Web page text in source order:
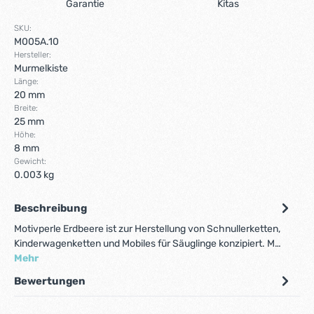
Garantie Kitas
SKU:
M005A.10
Hersteller:
Murmelkiste
Länge:
20 mm
Breite:
25 mm
Höhe:
8 mm
Gewicht:
0.003 kg
Beschreibung
Motivperle Erdbeere ist zur Herstellung von Schnullerketten,
Kinderwagenketten und Mobiles für Säuglinge konzipiert. M…
Mehr
Bewertungen